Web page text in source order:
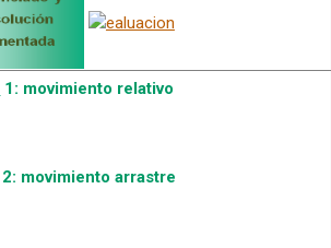
1: movimiento relativo
2: movimiento arrastre